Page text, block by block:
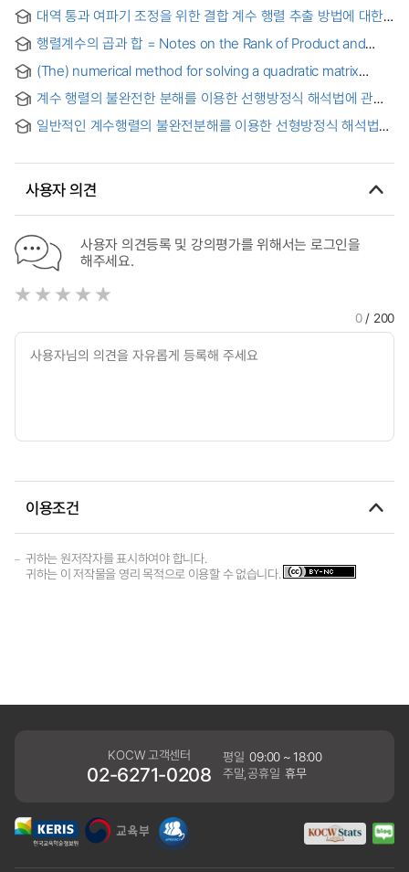
대역 통과 여파기 조정을 위한 결합 계수 행렬 추출 방법에 대한
Band pass Filter Tuning
행렬계수의 곱과 합 = Notes on the Rank of Product and
(The) numerical method for solving a quadratic matrix
계수행렬을 갖는 이차행렬방정식을 푸는 수치적 방법
계수 행렬의 불완전한 분해를 이용한 선행방정식 해석법에 관한
Coefficient Matrix in Solving Linear Equation
일반적인 계수행렬의 불완전분해를 이용한 선형방정식 해석법에
사용자 의견
사용자 의견등록 및 강의평가를 위해서는 로그인을
해주세요.
0/ 200
이용조건
귀하는 원저작자를 표시하여야 합니다.
귀하는 이 저작물을 영리 목적으로 이용할 수 없습니다.
KOCW 고객센터
02-6271-0208
평일 09:00 ~ 18:00
주말,공휴일 휴무